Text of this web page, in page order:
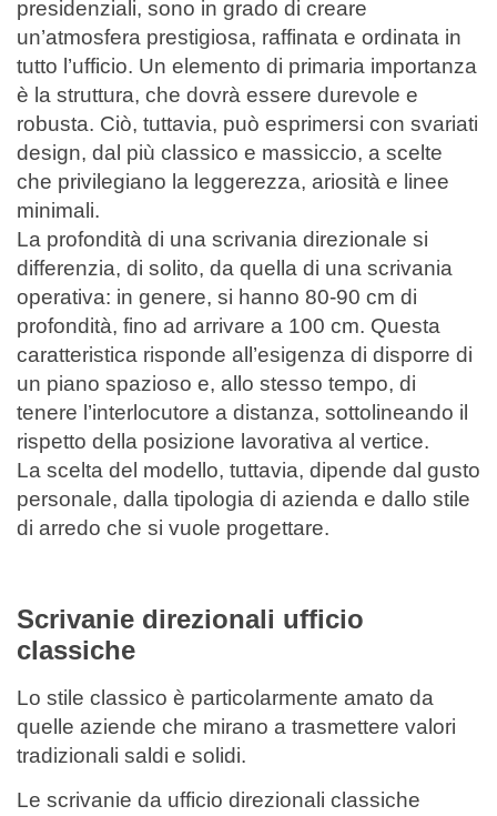
presidenziali, sono in grado di creare
un’atmosfera prestigiosa, raffinata e ordinata in
tutto l’ufficio. Un elemento di primaria importanza
è la struttura, che dovrà essere durevole e
robusta. Ciò, tuttavia, può esprimersi con svariati
design, dal più classico e massiccio, a scelte
che privilegiano la leggerezza, ariosità e linee
minimali.
La profondità di una scrivania direzionale si
differenzia, di solito, da quella di una scrivania
operativa: in genere, si hanno 80-90 cm di
profondità, fino ad arrivare a 100 cm. Questa
caratteristica risponde all’esigenza di disporre di
un piano spazioso e, allo stesso tempo, di
tenere l’interlocutore a distanza, sottolineando il
rispetto della posizione lavorativa al vertice.
La scelta del modello, tuttavia, dipende dal gusto
personale, dalla tipologia di azienda e dallo stile
di arredo che si vuole progettare.
Scrivanie direzionali ufficio
classiche
Lo stile classico è particolarmente amato da
quelle aziende che mirano a trasmettere valori
tradizionali saldi e solidi.
Le scrivanie da ufficio direzionali classiche